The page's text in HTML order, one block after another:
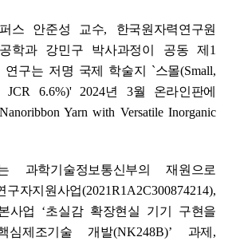
스 안준성 교수, 한국원자력연구원
학과 강민구 박사과정이 공동 제 1
연구는 저명 국제 학술지 `스몰(Small,
JCR 6.6%)' 2024년 3월 온라인판에
Yarn with Versatile Inorganic
과학기술정보통신부의 재원으로
구자지원사업(2021R1A2C300874214),
사업 ‘초실감 확장현실 기기 구현을
제조기술 개발(NK248B)’ 과제 ,